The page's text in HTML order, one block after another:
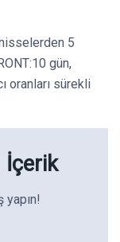
5
gün,
oranları sürekli
İçerik
yapın!